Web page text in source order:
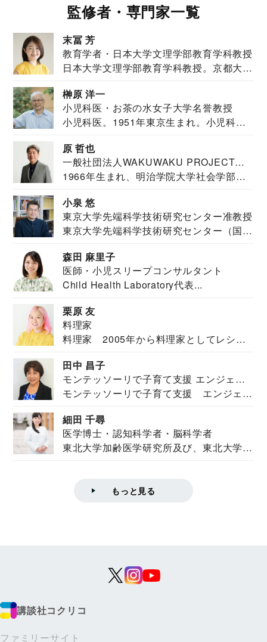
監修者・専門家一覧
末冨 芳
教育学者・日本大学文理学部教育学科教授
日本大学文理学部教育学科教授。京都大学
榊原 洋一
小児科医・お茶の水女子大学名誉教授
小児科医。1951年東京生まれ。小児科
原 哲也
一般社団法人WAKUWAKU PROJECT
JAPAN代表・言語聴覚士・社会福祉士
1966年生まれ、明治学院大学社会学部福
小泉 悠
東京大学先端科学技術研究センター准教授
東京大学先端科学技術研究センター（国際
森田 麻里子
医師・小児スリープコンサルタント
Child Health Laboratory代表...
栗原 友
料理家
料理家 2005年から料理家としてレシピ
田中 昌子
モンテッソーリで子育て支援 エンジェル
ズハウス研究所所長
モンテッソーリで子育て支援 エンジェル
細田 千尋
医学博士・認知科学者・脳科学者
東北大学加齢医学研究所及び、東北大学大
もっと見る
講談社コクリコ
ファミリーサイト